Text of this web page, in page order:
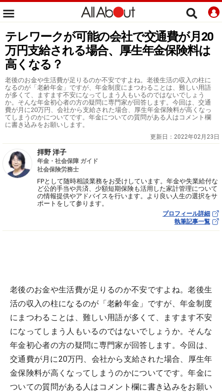
テレワークが可能の会社で交通費が月20
万円支給される場合、厚生年金保険料は
高くなる？
老後のお金や生活費が足りるのか不安ですよね。老後生活の収入の柱に
なるのが「老齢年金」ですが、年金制度にまつわることは、難しい用語
が多くて、ますます不安になってしまう人もいるのではないでしょう
か。そんな年金初心者の方の疑問に専門家が回答します。今回は、交通
費が月に20万円、会社から支給された場合、厚生年金保険料が高くなっ
てしまうのかについてです。年金についての質問がある人はコメント欄
に書き込みをお願いします。
更新日： 2022年02月23日
拝野 洋子
年金・社会保障 ガイド
社会保険労務士
FPとして随時相談業務をお受けしています。年金や失業給付な
ど公的手当や共済、少額短期保険も活用した家計管理について
の情報提供やアドバイスを行います。より良い人生の選択をサ
ポートをして参ります。
プロフィール詳細
執筆記事一覧
老後のお金や生活費が足りるのか不安ですよね。老後生
活の収入の柱になるのが「老齢年金」ですが、年金制度
にまつわることは、難しい用語が多くて、ますます不安
になってしまう人もいるのではないでしょうか。そんな
年金初心者の方の疑問に専門家が回答します。今回は、
交通費が月に20万円、会社から支給された場合、厚生年
金保険料が高くなってしまうのかについてです。年金に
ついての質問がある人はコメント欄に書き込みをお願い